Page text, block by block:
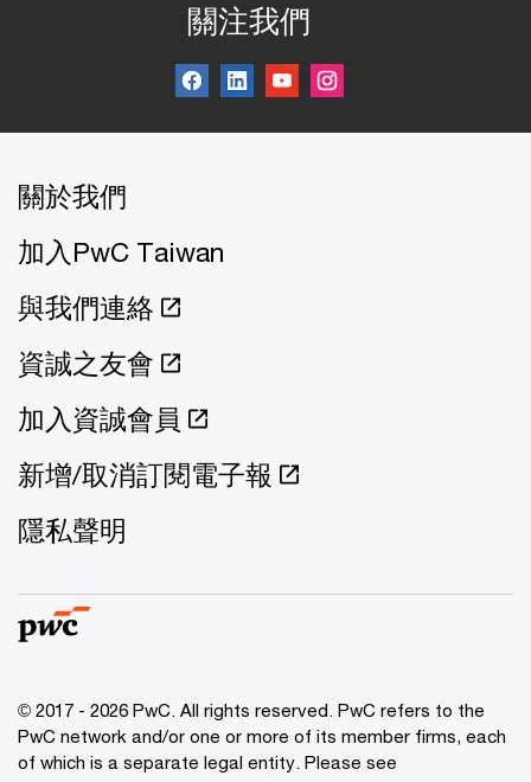
關注我們
關於我們
加入PwC Taiwan
與我們連絡
資誠之友會
加入資誠會員
新增/取消訂閱電子報
隱私聲明
© 2017 - 2026 PwC. All rights reserved. PwC refers to the
PwC network and/or one or more of its member firms, each
of which is a separate legal entity. Please see